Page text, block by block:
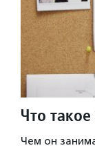
Что
Чем он